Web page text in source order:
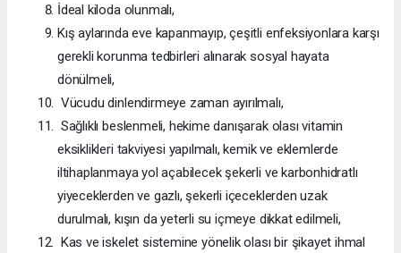
İdeal kiloda olunmalı,
Kış aylarında eve kapanmayıp, çeşitli enfeksiyonlara karşı
gerekli korunma tedbirleri alınarak sosyal hayata
dönülmeli,
Vücudu dinlendirmeye zaman ayırılmalı,
Sağlıklı beslenmeli, hekime danışarak olası vitamin
eksiklikleri takviyesi yapılmalı, kemik ve eklemlerde
iltihaplanmaya yol açabilecek şekerli ve karbonhidratlı
yiyeceklerden ve gazlı, şekerli içeceklerden uzak
durulmalı, kışın da yeterli su içmeye dikkat edilmeli,
Kas ve iskelet sistemine yönelik olası bir şikayet ihmal